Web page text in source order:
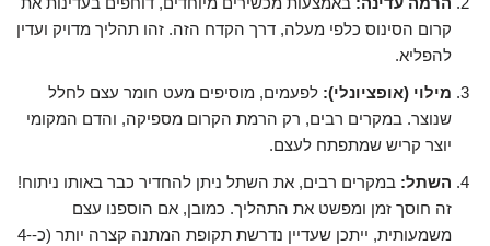
קרום הסינוס כלפי מעלה, דרך הקדח הזה. זהו תהליך מדויק ועדין
להפליא.
מילוי (אופציונלי): לפעמים, מוסיפים מעט חומר עצם לחלל
שנוצר. במקרים רבים, רק הרמת הקרום מספיקה, והדם המקומי
יוצר קריש שמתפתח לעצם.
השתל: במקרים רבים, את השתל ניתן להחדיר כבר באותו ניתוח!
זה חוסך זמן ומפשט את התהליך. כמובן, אם הוספנו עצם
משמעותית, ייתכן שעדיין נדרשת תקופת המתנה קצרה יותר (כ-4-